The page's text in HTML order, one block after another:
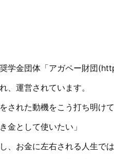
学金団体「アガペー財団
、運営されています。
された動機をこう打ち明けて
金として使いたい」
、お金に左右される人生で